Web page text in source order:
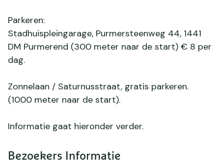
Parkeren:
Stadhuispleingarage, Purmersteenweg 44, 1441
DM Purmerend (300 meter naar de start) € 8 per
dag.
Zonnelaan / Saturnusstraat, gratis parkeren.
(1000 meter naar de start).
Informatie gaat hieronder verder.
Bezoekers Informatie